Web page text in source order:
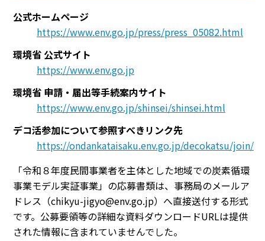
公式ホームページ
https://www.env.go.jp/press/press_05082.html
環境省 公式サイト
https://www.env.go.jp
環境省 申請・届出等手続案内サイト
https://www.env.go.jp/shinsei/shinsei.html
デコ活参加について参照すべきリンク先
https://ondankataisaku.env.go.jp/decokatsu/join/
「令和８年度民間事業者を主体とした地域での炭素循環
事業モデル実証事業」の応募書類は、事務局のメールア
ドレス（chikyu-jigyo@env.go.jp）へ直接送付する形式
です。公募要領等の詳細な資料ダウンロードURLは提供
された情報に含まれていませんでした。